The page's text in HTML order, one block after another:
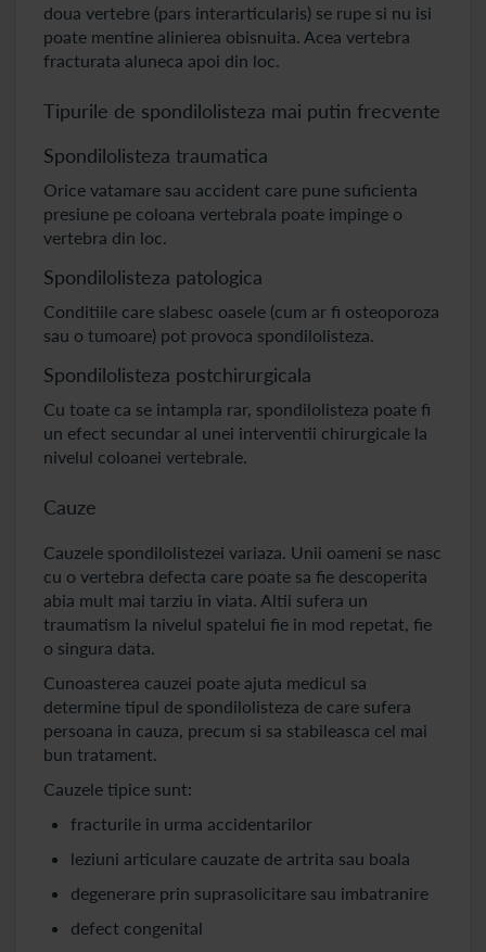
doua vertebre (pars interarticularis) se rupe si nu isi
poate mentine alinierea obisnuita. Acea vertebra
fracturata aluneca apoi din loc.
Tipurile de spondilolisteza mai putin frecvente
Spondilolisteza traumatica
Orice vatamare sau accident care pune suficienta
presiune pe coloana vertebrala poate impinge o
vertebra din loc.
Spondilolisteza patologica
Conditiile care slabesc oasele (cum ar fi osteoporoza
sau o tumoare) pot provoca spondilolisteza.
Spondilolisteza postchirurgicala
Cu toate ca se intampla rar, spondilolisteza poate fi
un efect secundar al unei interventii chirurgicale la
nivelul coloanei vertebrale.
Cauze
Cauzele spondilolistezei variaza. Unii oameni se nasc
cu o vertebra defecta care poate sa fie descoperita
abia mult mai tarziu in viata. Altii sufera un
traumatism la nivelul spatelui fie in mod repetat, fie
o singura data.
Cunoasterea cauzei poate ajuta medicul sa
determine tipul de spondilolisteza de care sufera
persoana in cauza, precum si sa stabileasca cel mai
bun tratament.
Cauzele tipice sunt:
fracturile in urma accidentarilor
leziuni articulare cauzate de artrita sau boala
degenerare prin suprasolicitare sau imbatranire
defect congenital